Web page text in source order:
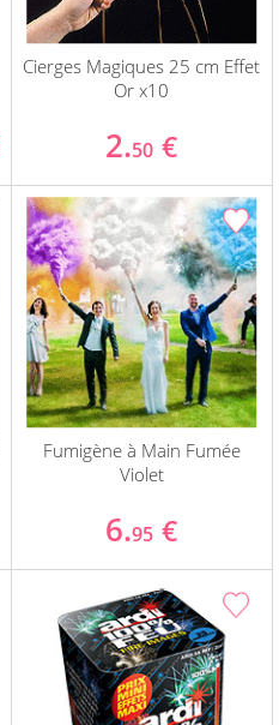
Cierges Magiques 25 cm Effet
Or x10
2.50 €
Fumigène à Main Fumée
Violet
6.95 €